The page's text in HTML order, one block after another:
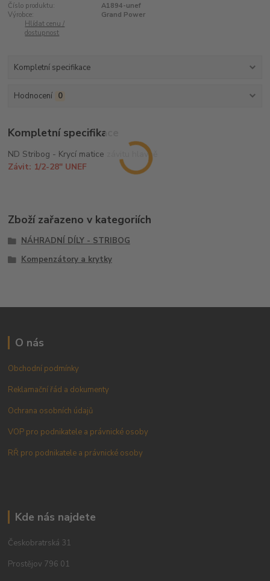
Číslo produktu:
A1894-unef
Výrobce:
Grand Power
Hlídat cenu /
dostupnost
Kompletní specifikace
Hodnocení 0
Kompletní specifikace
ND Stribog - Krycí matice závitu hlavně
Závit: 1/2-28" UNEF
Zboží zařazeno v kategoriích
NÁHRADNÍ DÍLY - STRIBOG
Kompenzátory a krytky
O nás
Obchodní podmínky
Reklamační řád a dokumenty
Ochrana osobních údajů
VOP pro podnikatele a právnické osoby
RŘ pro podnikatele a právnické osoby
Kde nás najdete
Českobratrská 31
Prostějov 796 01